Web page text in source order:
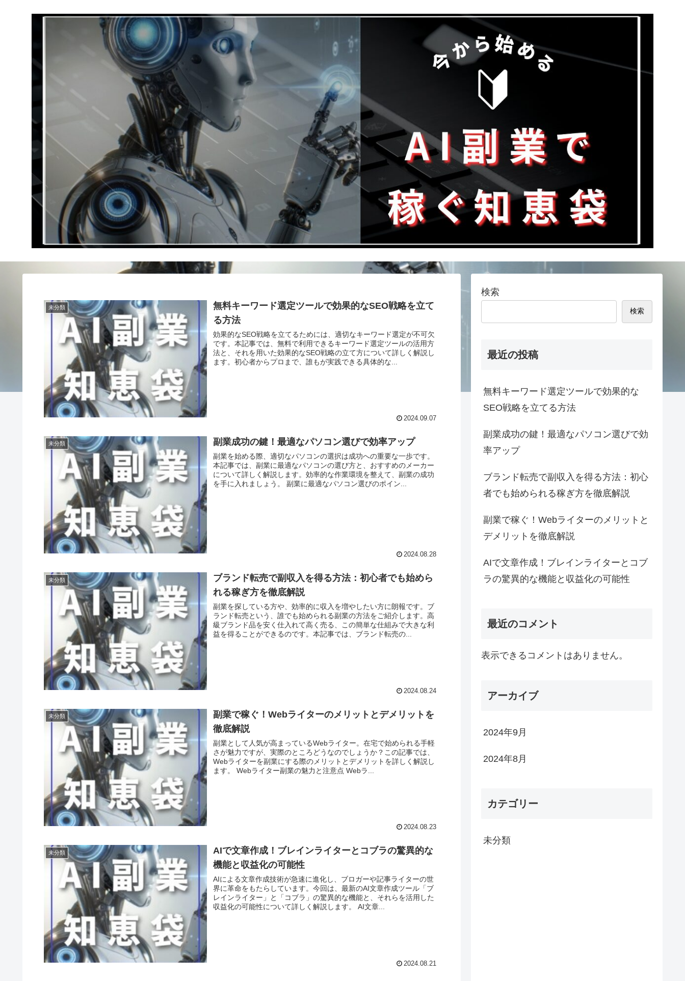
未分類
無料キーワード選定ツールで効果的なSEO戦略を立て
る方法
効果的なSEO戦略を立てるためには、適切なキーワード選定が不可欠
です。本記事では、無料で利用できるキーワード選定ツールの活用方
法と、それを用いた効果的なSEO戦略の立て方について詳しく解説し
ます。初心者からプロまで、誰もが実践できる具体的な...
2024.09.07
未分類 副業成功の鍵！最適なパソコン選びで効率アップ
副業を始める際、適切なパソコンの選択は成功への重要な一歩です。
本記事では、副業に最適なパソコンの選び方と、おすすめのメーカー
について詳しく解説します。効率的な作業環境を整えて、副業の成功
を手に入れましょう。 副業に最適なパソコン選びのポイン...
2024.08.28
未分類
ブランド転売で副収入を得る方法：初心者でも始めら
れる稼ぎ方を徹底解説
副業を探している方や、効率的に収入を増やしたい方に朗報です。ブ
ランド転売という、誰でも始められる副業の方法をご紹介します。高
級ブランド品を安く仕入れて高く売る、この簡単な仕組みで大きな利
益を得ることができるのです。本記事では、ブランド転売の...
2024.08.24
未分類
副業で稼ぐ！Webライターのメリットとデメリットを
徹底解説
副業として人気が高まっているWebライター。在宅で始められる手軽
さが魅力ですが、実際のところどうなのでしょうか？この記事では、
Webライターを副業にする際のメリットとデメリットを詳しく解説し
ます。 Webライター副業の魅力と注意点 Webラ...
2024.08.23
未分類
AIで文章作成！ブレインライターとコブラの驚異的な
機能と収益化の可能性
AIによる文章作成技術が急速に進化し、ブロガーや記事ライターの世
界に革命をもたらしています。今回は、最新のAI文章作成ツール「ブ
レインライター」と「コブラ」の驚異的な機能と、それらを活用した
収益化の可能性について詳しく解説します。 AI文章...
2024.08.21
検索
検索
最近の投稿
無料キーワード選定ツールで効果的な
SEO戦略を立てる方法
副業成功の鍵！最適なパソコン選びで効
率アップ
ブランド転売で副収入を得る方法：初心
者でも始められる稼ぎ方を徹底解説
副業で稼ぐ！Webライターのメリットと
デメリットを徹底解説
AIで文章作成！ブレインライターとコブ
ラの驚異的な機能と収益化の可能性
最近のコメント
表示できるコメントはありません。
アーカイブ
2024年9月
2024年8月
カテゴリー
未分類